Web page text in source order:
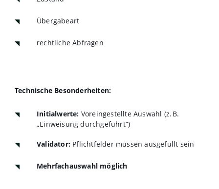
Übergabeart
rechtliche Abfragen
Technische Besonderheiten:
Initialwerte: Voreingestellte Auswahl (z. B.
„Einweisung durchgeführt“)
Validator: Pflichtfelder müssen ausgefüllt sein
Mehrfachauswahl möglich